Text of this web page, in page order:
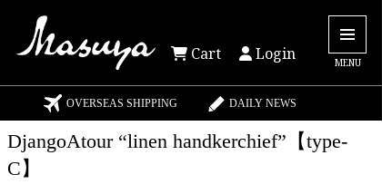
Cart Login MENU
OVERSEAS SHIPPING DAILY NEWS
DjangoAtour “linen handkerchief”【type-
C】